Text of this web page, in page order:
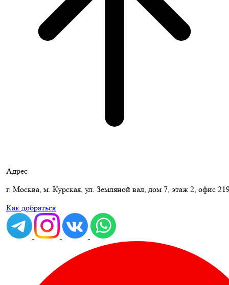
Адрес
г. Москва, м. Курская, ул. Земляной вал, дом 7, этаж 2, офис
Как добраться